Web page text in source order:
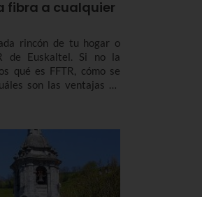
fibra a cualquier
rincón de tu hogar o
de Euskaltel. Si no la
qué es FFTR, cómo se
son las ventajas de